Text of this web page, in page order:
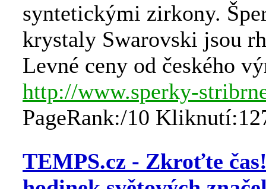
syntetickými zirkony.
krystaly Swarovski jsou
Levné ceny od českého
http://www.sperky-
PageRank:/10
TEMPS.cz - Zkroťte